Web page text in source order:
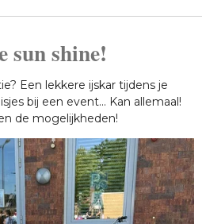
sun shine!
Een lekkere ijskar tijdens je
bij een event... Kan allemaal!
de mogelijkheden!